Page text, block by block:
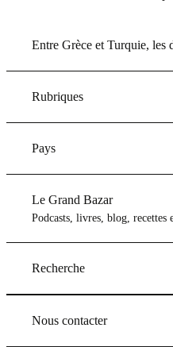
Entre Grèce et Turquie, les
Rubriques
Pays
Le Grand Bazar
Podcasts, livres, blog, recettes
Recherche
Nous contacter